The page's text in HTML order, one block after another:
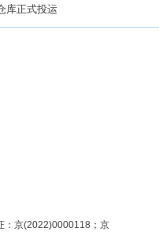
库正式投运
：京(2022)0000118；京